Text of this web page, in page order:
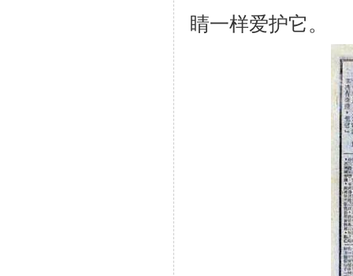
睛一样爱护它。